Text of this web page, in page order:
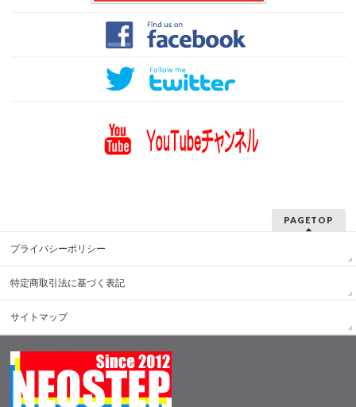
PAGETOP
プライバシーポリシー
特定商取引法に基づく表記
サイトマップ